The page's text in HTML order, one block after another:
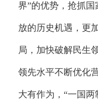
界”的优势，抢抓
放的历史机遇，更
局，加快破解民生
领先水平不断优化
大有作为，“一国